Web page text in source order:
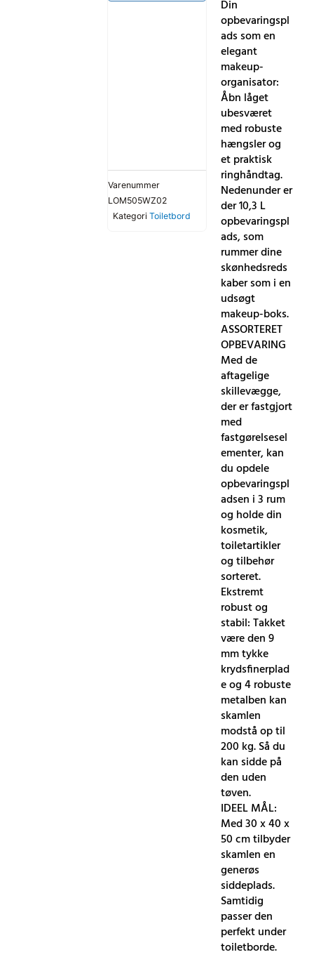
Varenummer
LOM505WZ02
Kategori Toiletbord
Din
opbevaringspl
ads som en
elegant
makeup-
organisator:
Åbn låget
ubesværet
med robuste
hængsler og
et praktisk
ringhåndtag.
Nedenunder er
der 10,3 L
opbevaringspl
ads, som
rummer dine
skønhedsreds
kaber som i en
udsøgt
makeup-boks.
ASSORTERET
OPBEVARING
Med de
aftagelige
skillevægge,
der er fastgjort
med
fastgørelsesel
ementer, kan
du opdele
opbevaringspl
adsen i 3 rum
og holde din
kosmetik,
toiletartikler
og tilbehør
sorteret.
Ekstremt
robust og
stabil: Takket
være den 9
mm tykke
krydsfinerplad
e og 4 robuste
metalben kan
skamlen
modstå op til
200 kg. Så du
kan sidde på
den uden
tøven.
IDEEL MÅL:
Med 30 x 40 x
50 cm tilbyder
skamlen en
generøs
siddeplads.
Samtidig
passer den
perfekt under
toiletborde.